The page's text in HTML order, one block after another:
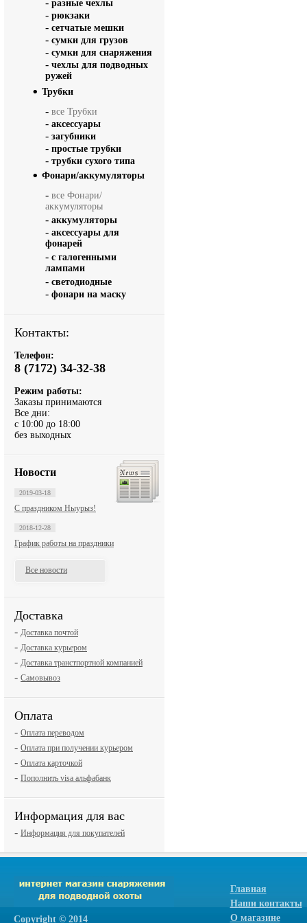
- разные чехлы
- рюкзаки
- сетчатые мешки
- сумки для грузов
- сумки для снаряжения
- чехлы для подводных
ружей
Трубки
- все Трубки
- аксессуары
- загубники
- простые трубки
- трубки сухого типа
Фонари/аккумуляторы
- все Фонари/
аккумуляторы
- аккумуляторы
- аксессуары для
фонарей
- с галогенными
лампами
- светодиодные
- фонари на маску
Контакты:
Телефон:
8 (7172) 34-32-38
Режим работы:
Заказы принимаются
Все дни:
с 10:00 до 18:00
без выходных
Новости
2019-03-18
С праздником Ныурыз!
2018-12-28
График работы на праздники
Все новости
Доставка
- Доставка почтой
- Доставка курьером
- Доставка транстпортной компанией
- Самовывоз
Оплата
- Оплата переводом
- Оплата при получении курьером
- Оплата карточкой
- Пополнить visa альфабанк
Информация для вас
- Информация для покупателей
Сopyright © 2014
Главная
Наши контакты
О магазине